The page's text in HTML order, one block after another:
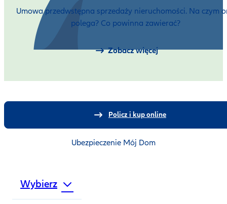
Umowa przedwstępna sprzedaży nieruchomości. Na czym
polega? Co powinna zawierać?
Zobacz więcej
Policz i kup online
Ubezpieczenie Mój Dom
Wybierz